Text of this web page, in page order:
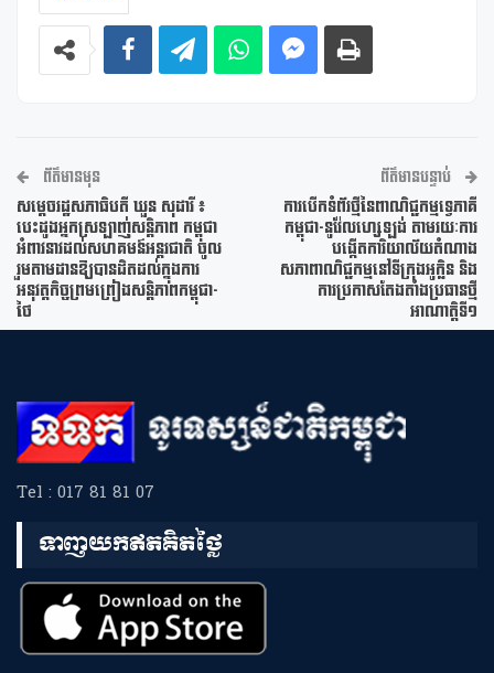
ព័ត៌មានមុន
សម្តេចរដ្ឋសភាធិបតី ឃួន សុដារី ៖
បេះដូងអ្នកស្រឡាញ់សន្តិភាព កម្ពុជា
អំពាវនាវដល់សហគមន៍អន្តរជាតិ ចូល
រួមតាមដានឱ្យបានដិតដល់ក្នុងការ
អនុវត្តកិច្ចព្រមព្រៀងសន្តិភាពកម្ពុជា-
ថៃ
ព័ត៌មានបន្ទាប់
ការបើកទំព័រថ្មីនៃពាណិជ្ជកម្មទ្វេភាគី
កម្ពុជា-នូវ៉ែលហ្សេឡង់ តាមរយៈការ
បង្កើតការិយាល័យតំណាង
សភាពាណិជ្ជកម្មនៅទីក្រុងអូក្លិន និង
ការប្រកាសតែងតាំងប្រធានថ្មី
អាណាត្តិទី១
Tel : 017 81 81 07
ទាញយកឥតគិតថ្លៃ